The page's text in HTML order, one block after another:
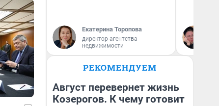
Екатерина Торопова
директор агентства
недвижимости
РЕКОМЕНДУЕМ
Август перевернет жизнь
Козерогов. К чему готовит